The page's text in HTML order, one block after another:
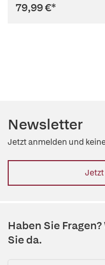
79,99 €*
Newsletter
Jetzt anmelden und
Haben Sie
Sie da.